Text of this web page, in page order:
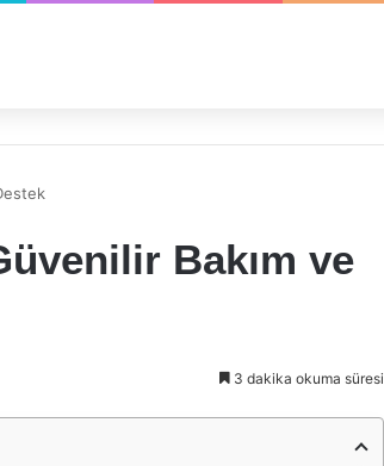
Bakım ve
3 dakika okuma süresi